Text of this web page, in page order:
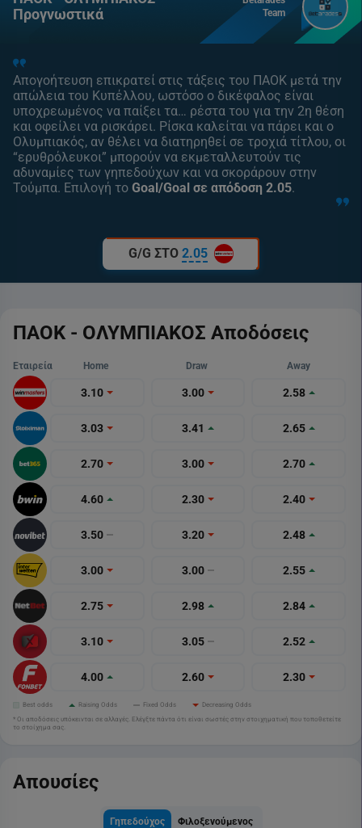
Προγνωστικά
Team
Απογοήτευση επικρατεί στις τάξεις του ΠΑΟΚ μετά την
απώλεια του Κυπέλλου, ωστόσο ο δικέφαλος είναι
υποχρεωμένος να παίξει τα… ρέστα του για την 2η θέση
και οφείλει να ρισκάρει. Ρίσκα καλείται να πάρει και ο
Ολυμπιακός, αν θέλει να διατηρηθεί σε τροχιά τίτλου, οι
“ερυθρόλευκοι” μπορούν να εκμεταλλευτούν τις
αδυναμίες των γηπεδούχων και να σκοράρουν στην
Τούμπα. Επιλογή το Goal/Goal σε απόδοση 2.05.
G/G ΣΤΟ 2.05
ΠΑΟΚ - ΟΛΥΜΠΙΑΚΟΣ Αποδόσεις
Εταιρεία Home Draw Away
3.10 3.00 2.58
3.03 3.41 2.65
2.70 3.00 2.70
4.60 2.30 2.40
3.50 3.20 2.48
3.00 3.00 2.55
2.75 2.98 2.84
3.10 3.05 2.52
4.00 2.60 2.30
Best odds Raising Odds Fixed Odds
Decreasing Odds
* Οι αποδόσεις υπόκεινται σε αλλαγές. Ελέγξτε πάντα ότι είναι σωστές στην στοιχηματική που τοποθετείτε
το στοίχημα σας.
Απουσίες
Γηπεδούχος Φιλοξενούμενος